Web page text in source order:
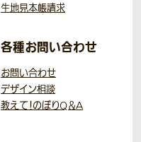
生地見本帳請求
各種お問い合わせ
お問い合わせ
デザイン相談
教えて！のぼりQ＆A